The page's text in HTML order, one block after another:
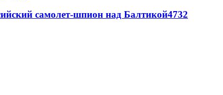
самолет-шпион над Балтикой4732